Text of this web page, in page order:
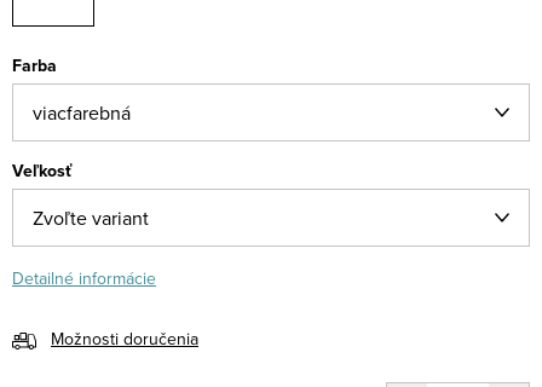
Farba
Veľkosť
Detailné informácie
Možnosti doručenia